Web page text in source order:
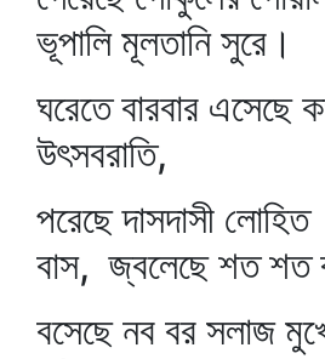
ভূপালি মূলতানি সুরে।
ঘরেতে বারবার
উৎসবরাতি,
পরেছে দাসদাসী লোহিত
বাস, জ্বলেছে শত শত
বসেছে নব বর সলাজ